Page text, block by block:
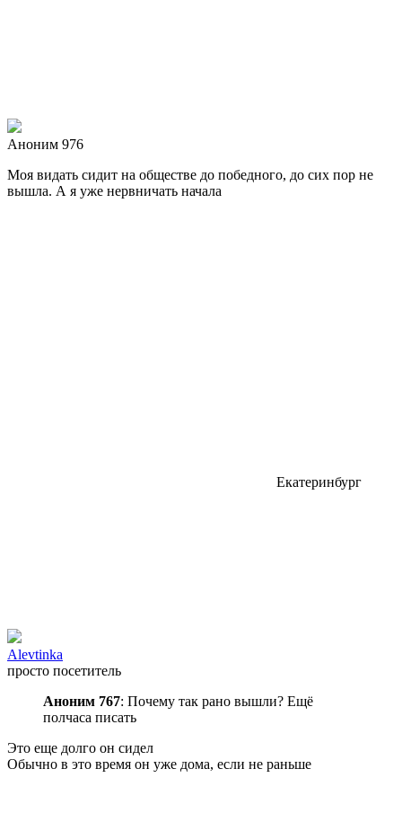
Аноним 976
Моя видать сидит на обществе до победного, до сих пор не
вышла. А я уже нервничать начала
Екатеринбург
Alevtinka
просто посетитель
Аноним 767: Почему так рано вышли? Ещё
полчаса писать
Это еще долго он сидел
Обычно в это время он уже дома, если не раньше